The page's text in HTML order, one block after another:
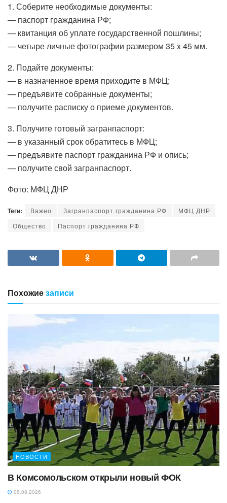
1. Соберите необходимые документы:
— паспорт гражданина РФ;
— квитанция об уплате государственной пошлины;
— четыре личные фотографии размером 35 x 45 мм.
2. Подайте документы:
— в назначенное время приходите в МФЦ;
— предъявите собранные документы;
— получите расписку о приеме документов.
3. Получите готовый загранпаспорт:
— в указанный срок обратитесь в МФЦ;
— предъявите паспорт гражданина РФ и опись;
— получите свой загранпаспорт.
Фото: МФЦ ДНР
Теги: Важно Загранпаспорт гражданина РФ
МФЦ ДНР
Общество
Паспорт гражданина РФ
Похожиезаписи
НОВОСТИ
В Комсомольском открыли новый ФОК
06.08.2026